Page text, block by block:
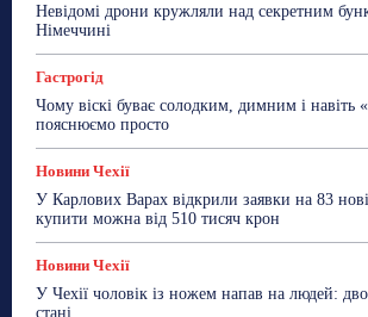
Невідомі дрони кружляли над секретним
Німеччині
Гастрогід
Чому віскі буває солодким, димним і
пояснюємо просто
Новини Чехії
У Карлових Варах відкрили заявки на 83 нові
купити можна від 510 тисяч крон
Новини Чехії
У Чехії чоловік із ножем напав на людей:
стані